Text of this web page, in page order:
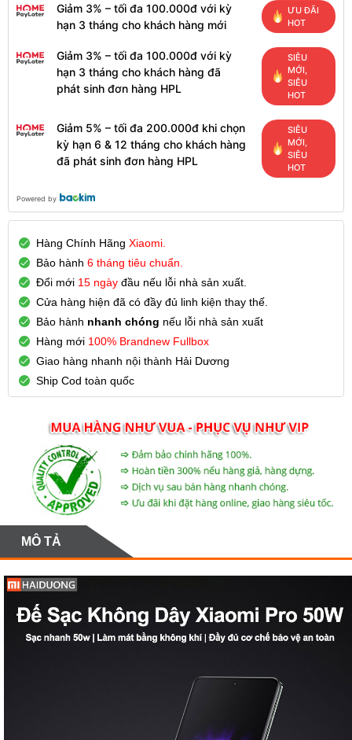
Giảm 3% – tối đa 100.000đ với kỳ
hạn 3 tháng cho khách hàng mới
ƯU ĐÃI
HOT
Giảm 3% – tối đa 100.000đ với kỳ
hạn 3 tháng cho khách hàng đã
phát sinh đơn hàng HPL
SIÊU
MỚI,
SIÊU
HOT
Giảm 5% – tối đa 200.000đ khi chọn
kỳ hạn 6 & 12 tháng cho khách hàng
đã phát sinh đơn hàng HPL
SIÊU
MỚI,
SIÊU
HOT
Powered by
Hàng Chính Hãng Xiaomi.
Bảo hành 6 tháng tiêu chuẩn.
Đổi mới 15 ngày đầu nếu lỗi nhà sản xuất.
Cửa hàng hiện đã có đầy đủ linh kiện thay thế.
Bảo hành nhanh chóng nếu lỗi nhà sản xuất
Hàng mới 100% Brandnew Fullbox
Giao hàng nhanh nội thành Hải Dương
Ship Cod toàn quốc
MÔ TẢ